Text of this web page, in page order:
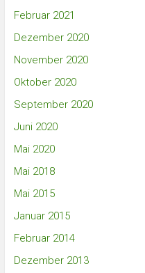
Februar 2021
Dezember 2020
November 2020
Oktober 2020
September 2020
Juni 2020
Mai 2020
Mai 2018
Mai 2015
Januar 2015
Februar 2014
Dezember 2013